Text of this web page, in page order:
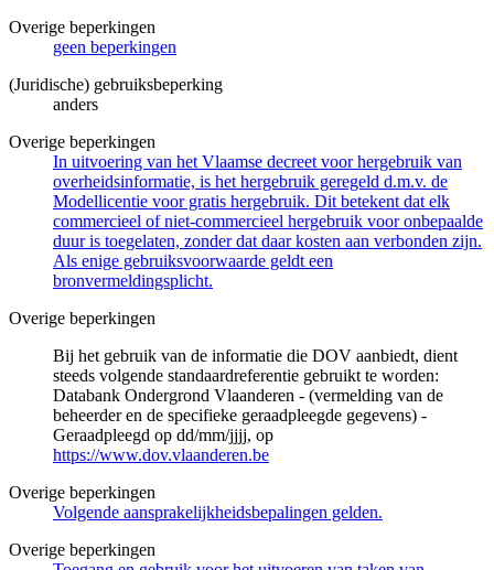
Overige beperkingen
geen beperkingen
(Juridische) gebruiksbeperking
anders
Overige beperkingen
In uitvoering van het Vlaamse decreet voor hergebruik van
overheidsinformatie, is het hergebruik geregeld d.m.v. de
Modellicentie voor gratis hergebruik. Dit betekent dat elk
commercieel of niet-commercieel hergebruik voor onbepaalde
duur is toegelaten, zonder dat daar kosten aan verbonden zijn.
Als enige gebruiksvoorwaarde geldt een
bronvermeldingsplicht.
Overige beperkingen
Bij het gebruik van de informatie die DOV aanbiedt, dient
steeds volgende standaardreferentie gebruikt te worden:
Databank Ondergrond Vlaanderen - (vermelding van de
beheerder en de specifieke geraadpleegde gegevens) -
Geraadpleegd op dd/mm/jjjj, op
https://www.dov.vlaanderen.be
Overige beperkingen
Volgende aansprakelijkheidsbepalingen gelden.
Overige beperkingen